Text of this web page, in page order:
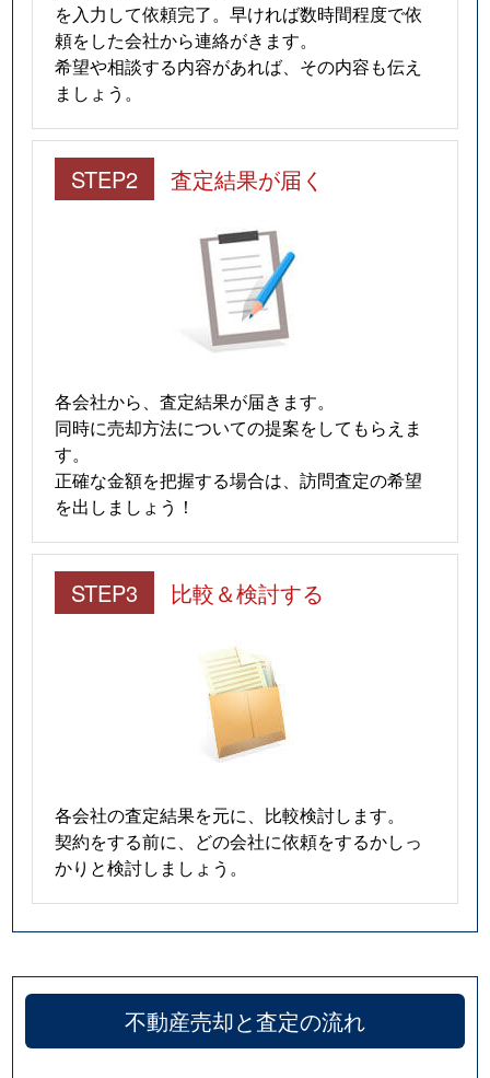
を入力して依頼完了。早ければ数時間程度で依
頼をした会社から連絡がきます。
希望や相談する内容があれば、その内容も伝え
ましょう。
STEP2 査定結果が届く
各会社から、査定結果が届きます。
同時に売却方法についての提案をしてもらえま
す。
正確な金額を把握する場合は、訪問査定の希望
を出しましょう！
STEP3 比較＆検討する
各会社の査定結果を元に、比較検討します。
契約をする前に、どの会社に依頼をするかしっ
かりと検討しましょう。
不動産売却と査定の流れ